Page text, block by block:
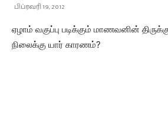
பிப்ரவரி 19, 2012
ஏழாம் வகுப்பு படிக்கும் மாணவனின்
நிலைக்கு யார் காரணம்?